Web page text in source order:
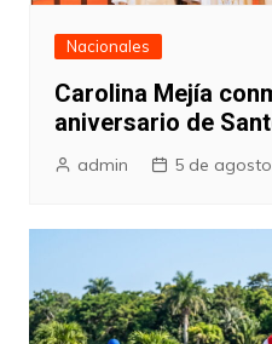
Nacionales
Carolina Mejía
aniversario de
admin 5 de